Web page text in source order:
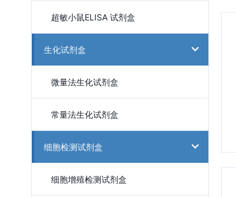
超敏小鼠ELISA 试剂盒
生化试剂盒
微量法生化试剂盒
常量法生化试剂盒
细胞检测试剂盒
细胞增殖检测试剂盒